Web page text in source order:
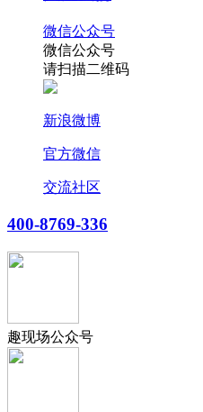
微信公众号
微信公众号
请扫描二维码
新浪微博
官方微信
交流社区
400-8769-336
趣现场公众号